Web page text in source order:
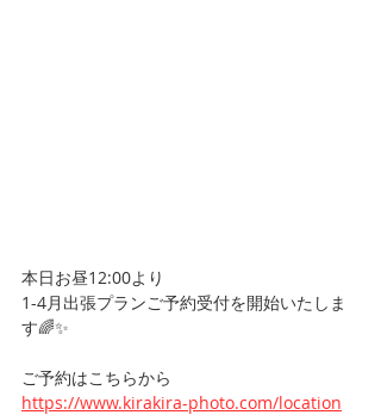
本日お昼12:00より
1-4月出張プランご予約受付を開始いたしま
す🌈✨
ご予約はこちらから
https://www.kirakira-photo.com/location